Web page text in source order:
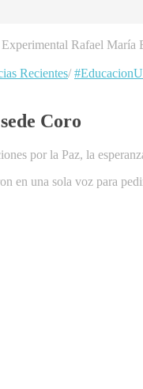
Rafael María
Recientes/
Coro
por la Paz, la
en una sola voz para